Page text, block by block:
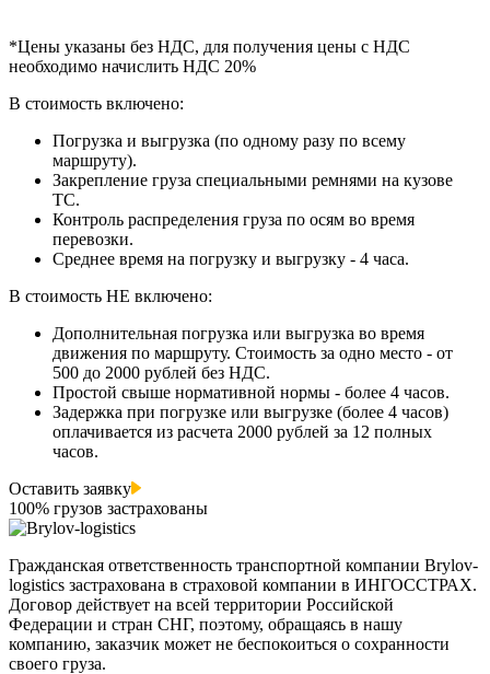
*Цены указаны без НДС, для получения цены с НДС
необходимо начислить НДС 20%
В стоимость включено:
Погрузка и выгрузка (по одному разу по всему
маршруту).
Закрепление груза специальными ремнями на кузове
ТС.
Контроль распределения груза по осям во время
перевозки.
Среднее время на погрузку и выгрузку - 4 часа.
В стоимость НЕ включено:
Дополнительная погрузка или выгрузка во время
движения по маршруту. Стоимость за одно место - от
500 до 2000 рублей без НДС.
Простой свыше нормативной нормы - более 4 часов.
Задержка при погрузке или выгрузке (более 4 часов)
оплачивается из расчета 2000 рублей за 12 полных
часов.
Оставить заявку
100% грузов застрахованы
Гражданская ответственность транспортной компании Brylov-
logistics застрахована в страховой компании в ИНГОСCТРАХ.
Договор действует на всей территории Российской
Федерации и стран СНГ, поэтому, обращаясь в нашу
компанию, заказчик может не беспокоиться о сохранности
своего груза.